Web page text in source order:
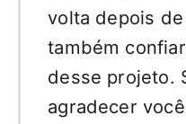
volta depois
também
desse projeto.
agradecer